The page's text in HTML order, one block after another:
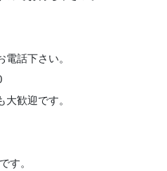
電話下さい。
歓迎です。
す。